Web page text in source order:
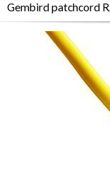
Gembird patchcord